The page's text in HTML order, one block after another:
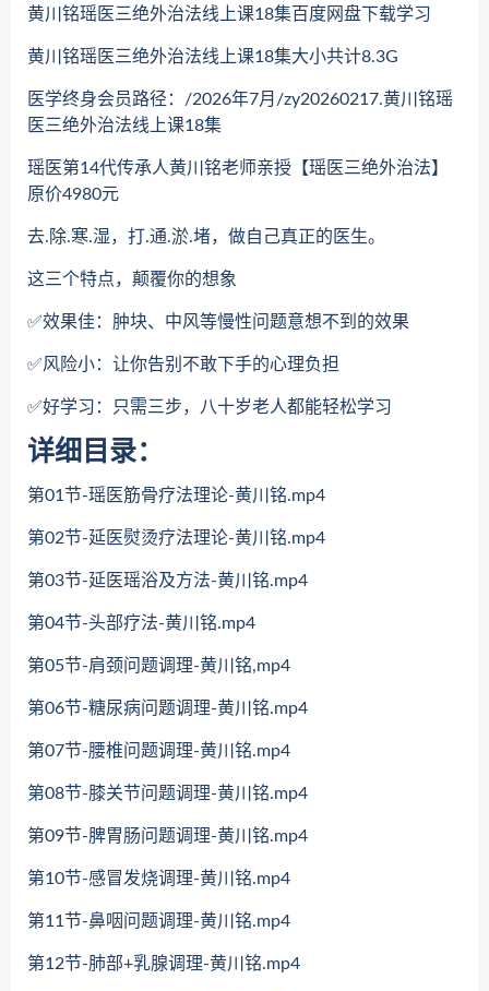
黄川铭瑶医三绝外治法线上课18集百度网盘下载学习
黄川铭瑶医三绝外治法线上课18集大小共计8.3G
医学终身会员路径：/2026年7月/zy20260217.黄川铭瑶
医三绝外治法线上课18集
瑶医第14代传承人黄川铭老师亲授【瑶医三绝外治法】
原价4980元
️去.除.寒.湿，打.通.淤.堵，做自己真正的医生。
这三个特点，颠覆你的想象
✅效果佳：肿块、中风等慢性问题意想不到的效果
✅风险小：让你告别不敢下手的心理负担
✅好学习：只需三步，八十岁老人都能轻松学习
详细目录：
第01节-瑶医筋骨疗法理论-黄川铭.mp4
第02节-延医熨烫疗法理论-黄川铭.mp4
第03节-延医瑶浴及方法-黄川铭.mp4
第04节-头部疗法-黄川铭.mp4
第05节-肩颈问题调理-黄川铭,mp4
第06节-糖尿病问题调理-黄川铭.mp4
第07节-腰椎问题调理-黄川铭.mp4
第08节-膝关节问题调理-黄川铭.mp4
第09节-脾胃肠问题调理-黄川铭.mp4
第10节-感冒发烧调理-黄川铭.mp4
第11节-鼻咽问题调理-黄川铭.mp4
第12节-肺部+乳腺调理-黄川铭.mp4